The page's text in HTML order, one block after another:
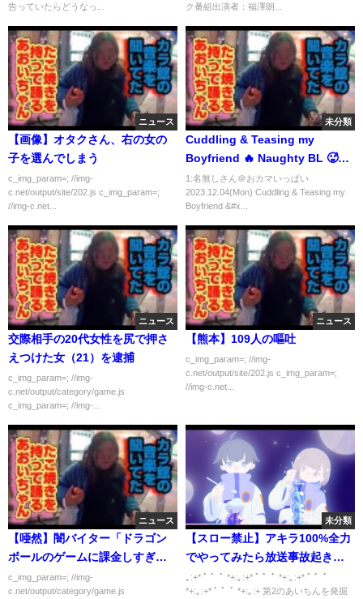
告っていたらどうなっ...
ク番組出演者：福澤朗...
ニュース
【画像】オタクさん、右の女の
子を選んでしまう
c_img_param=; //img-
c.net/output/site/202.js c_img_param=;
//img-c.net...
未分類
Cuddling & Teasing my
Boyfriend 🔥 Naughty BL 🥵
#gay #couple #bl #同性カップ
ル #ゲイカップル #lgbt #lgbtq
#blfan
1:名無しさん＠おカマいっぱい
2023.12.04(Mon) Cuddling & Teasing my
Boyfriend &#x...
ニュース
交際相手の20代女性を尻で押さ
えつけた女（21）を逮捕
c_img_param=; //img-
c.net/output/category/game.js
c_img_param=; //img-...
ニュース
【熊本】109人の嘔吐
c_img_param=; //img-
c.net/output/site/202.js c_img_param=;
//img-c.net...
ニュース
【唖然】闇バイター「ドラゴン
ボールのゲームに課金しすぎて
生活が破綻した」
c_img_param=; //img-
c.net/output/category/game.js
未分類
【スロー禁止】アキラ100%全力
でやってみたら放送事故起き
た…
｡:+* ﾟ ゜ﾟ *+:｡:+* ﾟ ゜ﾟ *+:｡:+* ﾟ ゜ﾟ
*+:｡:+* ﾟ ゜ﾟ *+:｡:+ 第2のあいちんを発掘